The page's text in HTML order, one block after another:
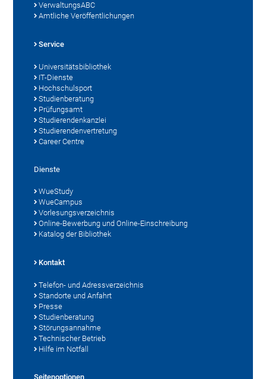
VerwaltungsABC
Amtliche Veröffentlichungen
Service
Universitätsbibliothek
IT-Dienste
Hochschulsport
Studienberatung
Prüfungsamt
Studierendenkanzlei
Studierendenvertretung
Career Centre
Dienste
WueStudy
WueCampus
Vorlesungsverzeichnis
Online-Bewerbung und Online-Einschreibung
Katalog der Bibliothek
Kontakt
Telefon- und Adressverzeichnis
Standorte und Anfahrt
Presse
Studienberatung
Störungsannahme
Technischer Betrieb
Hilfe im Notfall
Seitenoptionen